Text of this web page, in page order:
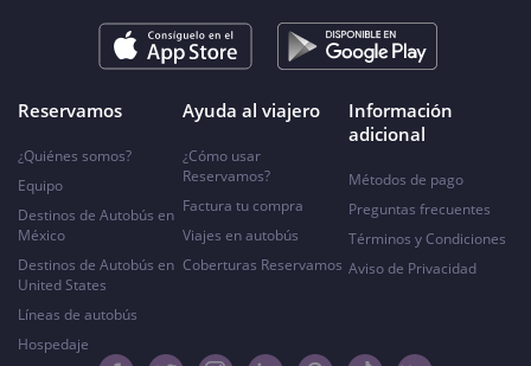
Reservamos
¿Quiénes somos?
Equipo
Destinos de Autobús en
México
Destinos de Autobús en
United States
Líneas de autobús
Hospedaje
Ayuda al viajero
¿Cómo usar
Reservamos?
Factura tu compra
Viajes en autobús
Coberturas Reservamos
Información
adicional
Métodos de pago
Preguntas frecuentes
Términos y Condiciones
Aviso de Privacidad